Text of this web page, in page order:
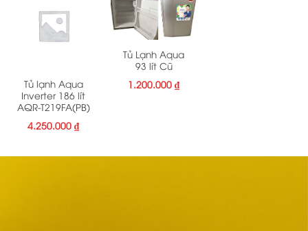
Tủ lạnh Aqua
Inverter 186 lít
AQR-T219FA(PB)
4.250.000₫
Tủ Lạnh Aqua
93 lít Cũ
1.200.000₫